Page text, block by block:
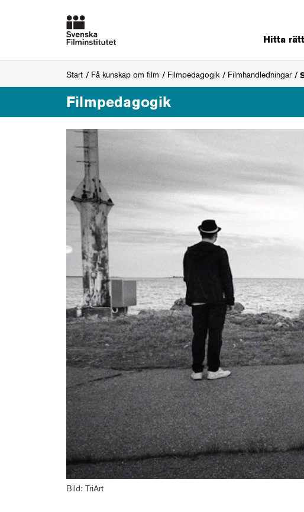
Hitta
Start Få kunskap om film Filmpedagogik Filmhandledningar
Filmpedagogik
Bild: TriArt